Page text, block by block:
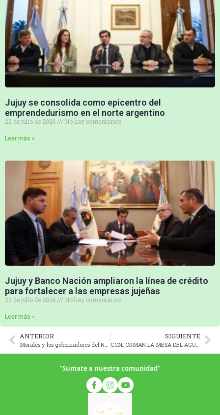
Jujuy se consolida como epicentro del
emprendedurismo en el norte argentino
23 de julio de 2026 No hay comentarios
Leer más »
Jujuy y Banco Nación ampliaron la línea de crédito
para fortalecer a las empresas jujeñas
23 de julio de 2026 No hay comentarios
Leer más »
ANTERIOR SIGUIENTE
CONFORMAN LA MESA DEL AGUA CON OBJETIVOS ESTRATÉGICOS SOBRE EL USO EFICIENTE DEL RECURSO ESENCIAL
"Sumate a nuestra comunidad"